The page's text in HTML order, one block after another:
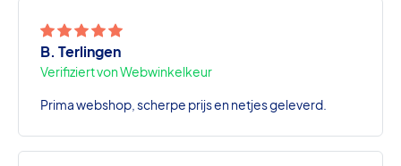
B. Terlingen
Verifiziert von Webwinkelkeur
Prima webshop, scherpe prijs en netjes geleverd.